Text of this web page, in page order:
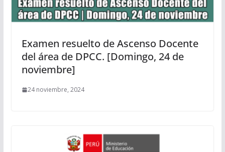
Examen resuelto de Ascenso Docente
del área de DPCC. [Domingo, 24 de
noviembre]
24 noviembre, 2024